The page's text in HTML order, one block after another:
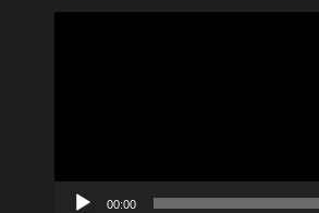
00:00